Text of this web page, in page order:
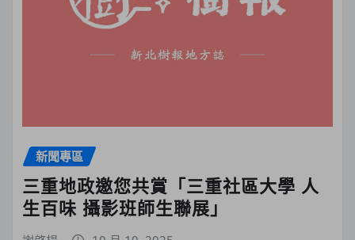
新聞專區
三重地政邀您共賞「三重社區大學 人
生百味 攝影班師生聯展」